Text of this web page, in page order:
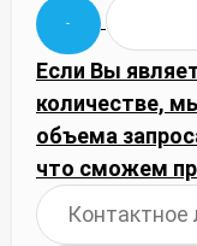
Если Вы
количестве,
объема
что сможем